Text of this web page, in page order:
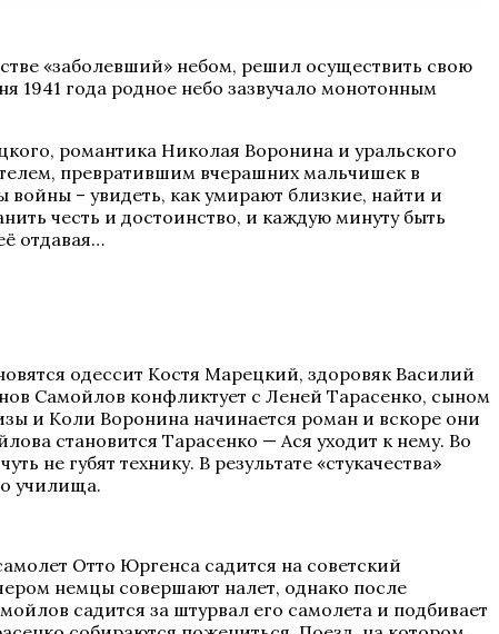
«заболевший» небом, решил осуществить свою
1941 года родное небо зазвучало монотонным
романтика Николая Воронина и уральского
превратившим вчерашних мальчишек в
– увидеть, как умирают близкие, найти и
честь и достоинство, и каждую минуту быть
отдавая…
одессит Костя Марецкий, здоровяк Василий
Самойлов конфликтует с Леней Тарасенко, сыном
и Коли Воронина начинается роман и вскоре они
становится Тарасенко — Ася уходит к нему. Во
не губят технику. В результате «стукачества»
училища.
Отто Юргенса садится на советский
немцы совершают налет, однако после
садится за штурвал его самолета и подбивает